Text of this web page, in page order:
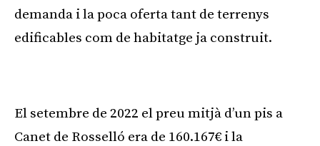
demanda i la poca oferta tant de terrenys
edificables com de habitatge ja construit.
El setembre de 2022 el preu mitjà d’un pis a
Canet de Rosselló era de 160.167€ i la